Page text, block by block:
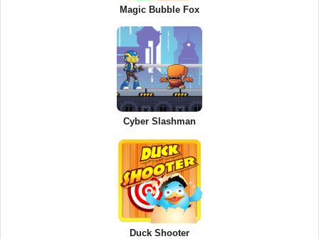
Magic Bubble Fox
Cyber Slashman
Duck Shooter